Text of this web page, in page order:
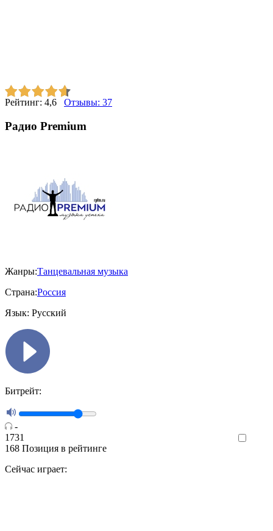
Рейтинг: 4,6 Отзывы: 37
Радио Premium
Жанры:Танцевальная музыка
Страна:Россия
Язык: Русский
Битрейт:
-
1731
168 Позиция в рейтинге
Сейчас играет: